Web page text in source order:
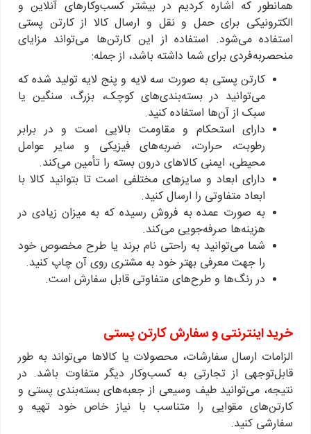
همانطور که اشاره کردیم در بیشتر کسب‌وکارهای آنلاین و
الکترونیکی برای حمل و نقل و ارسال کالا از کارتن پستی
استفاده می‌شود. استفاده از این کارتن‌ها می‌تواند مزایای
منحصربه‌فردی برای شما داشته باشد، از جمله:
کارتن پستی به صورت سه لایه و پنج لایه تولید شده که
می‌توانید در بسته‌بندی‌های کوچک، بزرگ، سنگین یا
سبک از آن‌ها استفاده کنید.
دارای استحکام و مقاومت بالایی است و در برابر
رطوبت، حرارت، ضربه‌های فیزیکی و سایر عوامل
محیطی، ایمنی کالاهای درون بسته را تأمین می‌کند.
دارای ابعاد و سایزهای مختلفی است تا بتوانید کالا با
ابعاد متفاوتی را ارسال کنید.
به صورت عمده به فروش رسیده که به میزان زیادی در
هزینه‌ها صرفه‌جویی می‌کند.
شما می‌توانید به راحتی نام برند یا طرح مخصوص خود
را جهت معرفی بهتر خود به مشتری روی آن چاپ کنید.
در رنگ‌ها و طرح‌های متفاوتی قابل سفارش است.
خرید اینترنتی و سفارش کارتن پستی
الزامات ارسال سفارشات، محصولات یا کالاها می‌تواند به طور
قابل‌توجهی از تجارتی به کسب‌وکار دیگر متفاوت باشد. در
نتیجه، می‌توانید طیف وسیعی از جعبه‌های بسته‌بندی پستی و
کارتن‌های مقوایی را متناسب با نیاز خاص خود تهیه و
سفارشی کنید.